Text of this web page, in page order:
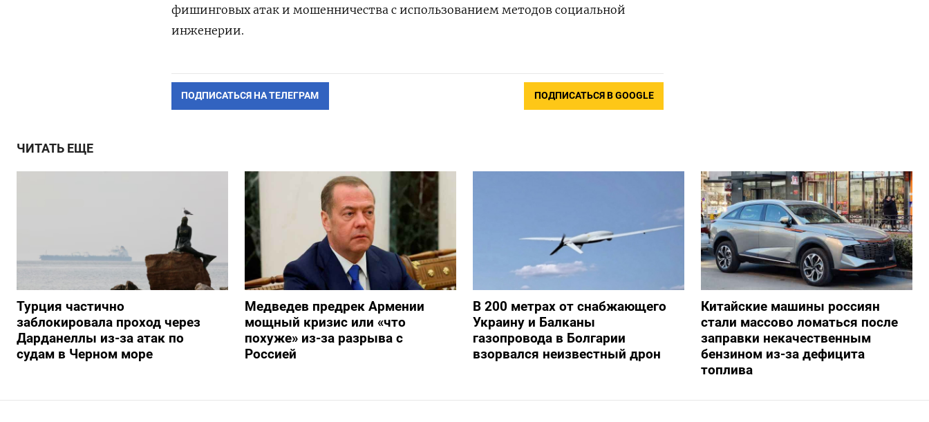
фишинговых атак и мошенничества с использованием методов социальной
инженерии.
ПОДПИСАТЬСЯ НА ТЕЛЕГРАМ ПОДПИСАТЬСЯ В GOOGLE
ЧИТАТЬ ЕЩЕ
Турция частично
заблокировала проход через
Дарданеллы из-за атак по
судам в Черном море
Медведев предрек Армении
мощный кризис или «что
похуже» из-за разрыва с
Россией
В 200 метрах от снабжающего
Украину и Балканы
газопровода в Болгарии
взорвался неизвестный дрон
Китайские машины россиян
стали массово ломаться после
заправки некачественным
бензином из-за дефицита
топлива